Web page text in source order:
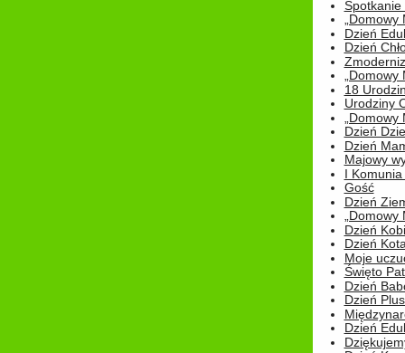
Spotkanie
Dzień
Dzień
18
Urodziny
Dzień
Dzień
Majowy
I
Gość
Dzień
Dzień
Dzień
Moje
Święto
Dzień
Dzień
Dzień